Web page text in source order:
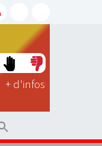
+ d'infos